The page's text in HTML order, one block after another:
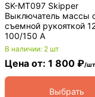
SK-MT097 Skipper
Выключатель массы
съемной рукояткой
100/150 А
В наличии: 2 шт
Цена от: 1 800 ₽/шт
Выбрать